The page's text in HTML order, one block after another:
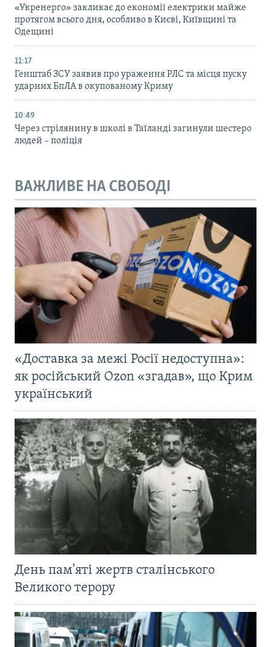
«Укренерго» закликає до економії електрики майже
протягом всього дня, особливо в Києві, Київщині та
Одещині
11:17
Генштаб ЗСУ заявив про ураження РЛС та місця пуску
ударних БпЛА в окупованому Криму
10:49
Через стрілянину в школі в Таїланді загинули шестеро
людей – поліція
ВАЖЛИВЕ НА СВОБОДІ
«Доставка за межі Росії недоступна»:
як російський Ozon «згадав», що Крим
український
День пам'яті жертв сталінського
Великого терору